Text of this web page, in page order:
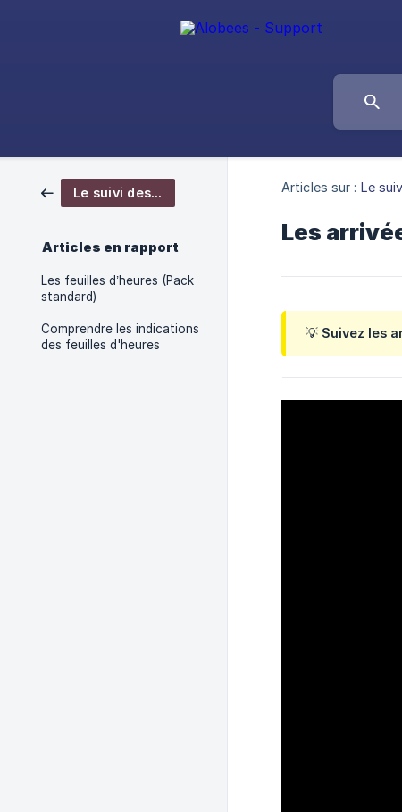
Le suivi des heures (Pack standard)
Articles en rapport
Les feuilles d’heures (Pack
standard)
Comprendre les indications
des feuilles d'heures
Articles sur : Le
Les
💡 Suivez les